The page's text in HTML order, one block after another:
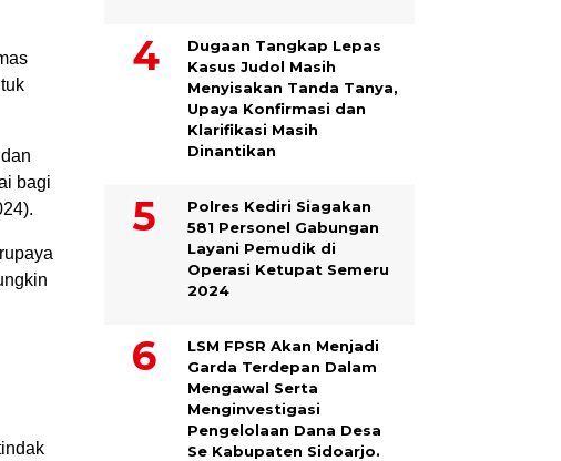
bagi
Dugaan Tangkap Lepas
Kasus Judol Masih
Menyisakan Tanda Tanya,
Upaya Konfirmasi dan
Klarifikasi Masih
Dinantikan
Polres Kediri Siagakan
581 Personel Gabungan
Layani Pemudik di
Operasi Ketupat Semeru
2024
LSM FPSR Akan Menjadi
Garda Terdepan Dalam
Mengawal Serta
Menginvestigasi
Pengelolaan Dana Desa
Se Kabupaten Sidoarjo.